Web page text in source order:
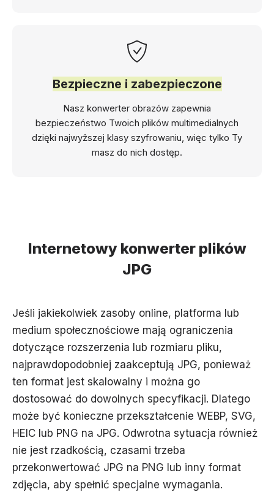
Bezpieczne i zabezpieczone
Nasz konwerter obrazów zapewnia
bezpieczeństwo Twoich plików multimedialnych
dzięki najwyższej klasy szyfrowaniu, więc tylko Ty
masz do nich dostęp.
Internetowy konwerter plików
JPG
Jeśli jakiekolwiek zasoby online, platforma lub
medium społecznościowe mają ograniczenia
dotyczące rozszerzenia lub rozmiaru pliku,
najprawdopodobniej zaakceptują JPG, ponieważ
ten format jest skalowalny i można go
dostosować do dowolnych specyfikacji. Dlatego
może być konieczne przekształcenie WEBP, SVG,
HEIC lub PNG na JPG. Odwrotna sytuacja również
nie jest rzadkością, czasami trzeba
przekonwertować JPG na PNG lub inny format
zdjęcia, aby spełnić specjalne wymagania.